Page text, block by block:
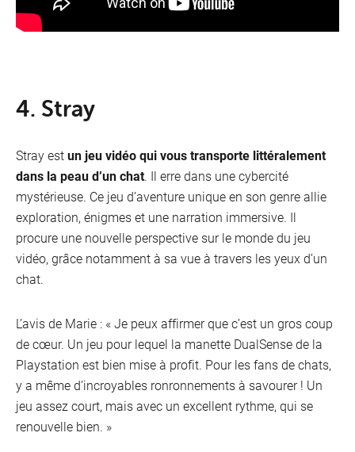
4. Stray
Stray estun jeu vidéo qui vous transporte littéralement
dans la peau d’un chat. Il erre dans une cybercité
mystérieuse. Ce jeu d’aventure unique en son genre allie
exploration, énigmes et une narration immersive. Il
procure une nouvelle perspective sur le monde du jeu
vidéo, grâce notamment à sa vue à travers les yeux d’un
chat.
L’avis de Marie : « Je peux affirmer que c’est un gros coup
de cœur. Un jeu pour lequel la manette DualSense de la
Playstation est bien mise à profit. Pour les fans de chats,
y a même d’incroyables ronronnements à savourer ! Un
jeu assez court, mais avec un excellent rythme, qui se
renouvelle bien. »